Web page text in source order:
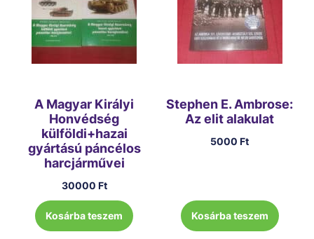
A Magyar Királyi
Honvédség
külföldi+hazai
gyártású páncélos
harcjárművei
30000 Ft
Kosárba teszem
Stephen E. Ambrose:
Az elit alakulat
5000Ft
Kosárba teszem